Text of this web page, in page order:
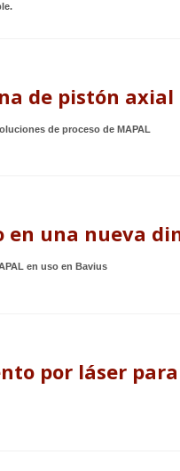
de pistón axial
de proceso de MAPAL
en una nueva
en uso en Bavius
por láser